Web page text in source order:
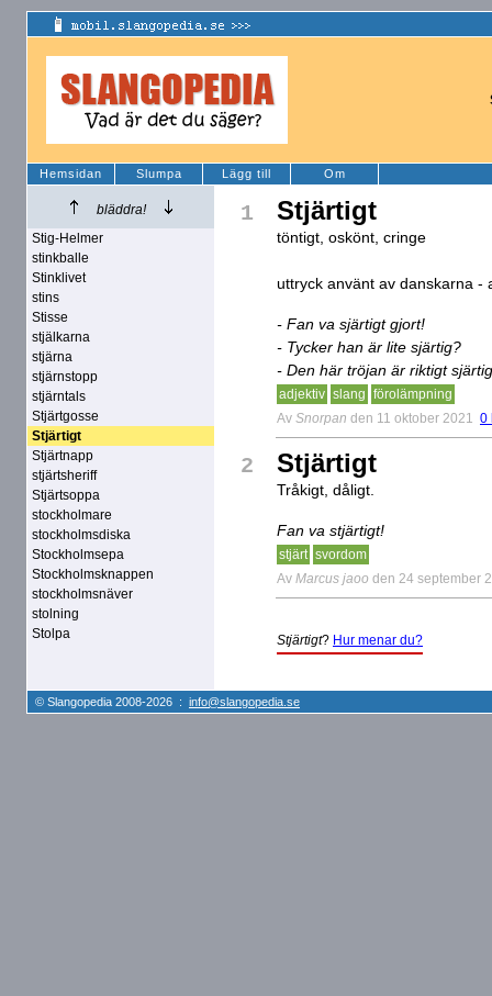
Hemsidan Slumpa Lägg till Om
bläddra!
Stig-Helmer
stinkballe
Stinklivet
stins
Stisse
stjälkarna
stjärna
stjärnstopp
stjärntals
Stjärtgosse
Stjärtigt
Stjärtnapp
stjärtsheriff
Stjärtsoppa
stockholmare
stockholmsdiska
Stockholmsepa
Stockholmsknappen
stockholmsnäver
stolning
Stolpa
1 Stjärtigt
töntigt, oskönt, cringe
uttryck använt av danskarna -
- Fan va sjärtigt gjort!
- Tycker han är lite sjärtig?
- Den här tröjan är riktigt sjärtig
adjektiv slang förolämpning
Av Snorpan den 11 oktober 2021 0
2 Stjärtigt
Tråkigt, dåligt.
Fan va stjärtigt!
stjärt svordom
Av Marcus jaoo den 24 september
Stjärtigt? Hur menar du?
© Slangopedia 2008-2026 : info@slangopedia.se